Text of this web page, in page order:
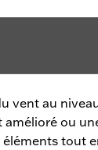
vent au
amélioré ou
tout